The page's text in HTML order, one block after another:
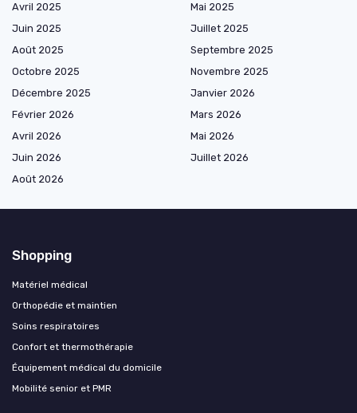
Avril 2025
Mai 2025
Juin 2025
Juillet 2025
Août 2025
Septembre 2025
Octobre 2025
Novembre 2025
Décembre 2025
Janvier 2026
Février 2026
Mars 2026
Avril 2026
Mai 2026
Juin 2026
Juillet 2026
Août 2026
Shopping
Matériel médical
Orthopédie et maintien
Soins respiratoires
Confort et thermothérapie
Équipement médical du domicile
Mobilité senior et PMR